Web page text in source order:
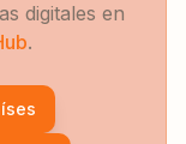
digitales en
.